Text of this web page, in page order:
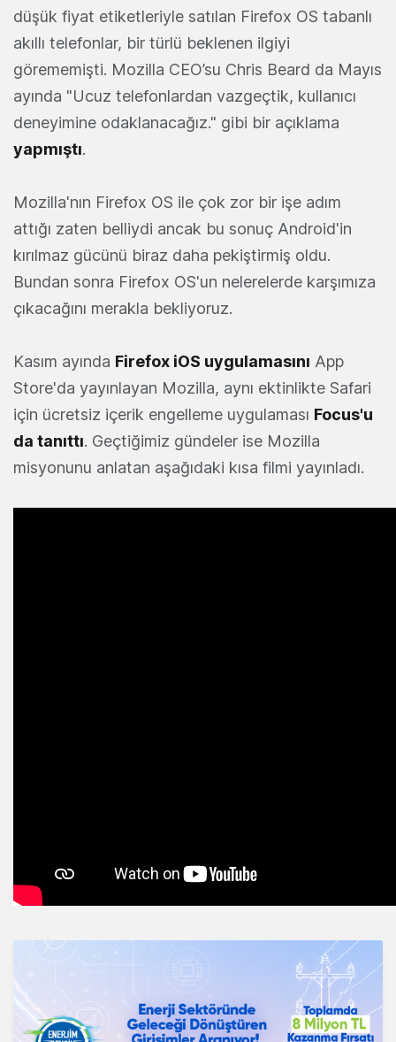
düşük fiyat etiketleriyle satılan Firefox OS tabanlı
akıllı telefonlar, bir türlü beklenen ilgiyi
görememişti. Mozilla CEO’su Chris Beard da Mayıs
ayında "Ucuz telefonlardan vazgeçtik, kullanıcı
deneyimine odaklanacağız." gibi bir açıklama
yapmıştı.
Mozilla'nın Firefox OS ile çok zor bir işe adım
attığı zaten belliydi ancak bu sonuç Android'in
kırılmaz gücünü biraz daha pekiştirmiş oldu.
Bundan sonra Firefox OS'un nelerelerde karşımıza
çıkacağını merakla bekliyoruz.
Kasım ayında Firefox iOS uygulamasını App
Store'da yayınlayan Mozilla, aynı ektinlikte Safari
için ücretsiz içerik engelleme uygulaması Focus'u
da tanıttı. Geçtiğimiz gündeler ise Mozilla
misyonunu anlatan aşağıdaki kısa filmi yayınladı.